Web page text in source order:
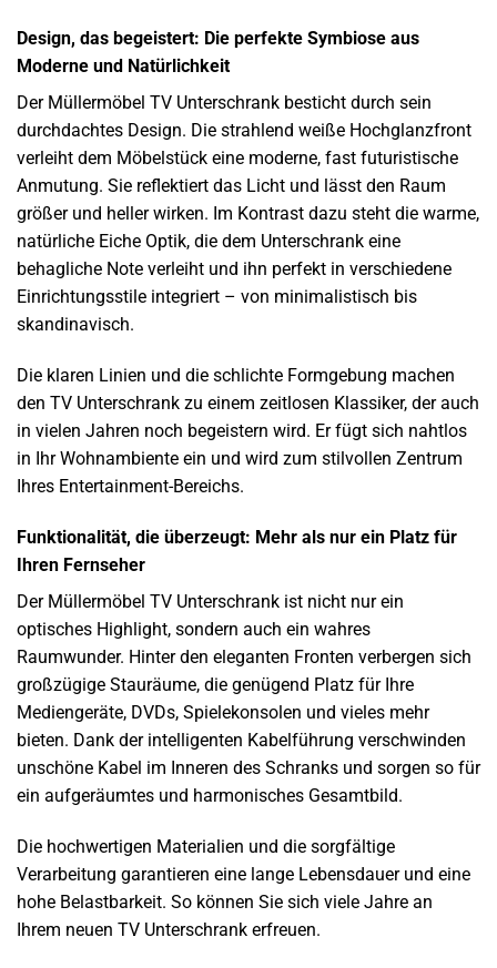
Design, das begeistert: Die perfekte Symbiose aus
Moderne und Natürlichkeit
Der Müllermöbel TV Unterschrank besticht durch sein
durchdachtes Design. Die strahlend weiße Hochglanzfront
verleiht dem Möbelstück eine moderne, fast futuristische
Anmutung. Sie reflektiert das Licht und lässt den Raum
größer und heller wirken. Im Kontrast dazu steht die warme,
natürliche Eiche Optik, die dem Unterschrank eine
behagliche Note verleiht und ihn perfekt in verschiedene
Einrichtungsstile integriert – von minimalistisch bis
skandinavisch.
Die klaren Linien und die schlichte Formgebung machen
den TV Unterschrank zu einem zeitlosen Klassiker, der auch
in vielen Jahren noch begeistern wird. Er fügt sich nahtlos
in Ihr Wohnambiente ein und wird zum stilvollen Zentrum
Ihres Entertainment-Bereichs.
Funktionalität, die überzeugt: Mehr als nur ein Platz für
Ihren Fernseher
Der Müllermöbel TV Unterschrank ist nicht nur ein
optisches Highlight, sondern auch ein wahres
Raumwunder. Hinter den eleganten Fronten verbergen sich
großzügige Stauräume, die genügend Platz für Ihre
Mediengeräte, DVDs, Spielekonsolen und vieles mehr
bieten. Dank der intelligenten Kabelführung verschwinden
unschöne Kabel im Inneren des Schranks und sorgen so für
ein aufgeräumtes und harmonisches Gesamtbild.
Die hochwertigen Materialien und die sorgfältige
Verarbeitung garantieren eine lange Lebensdauer und eine
hohe Belastbarkeit. So können Sie sich viele Jahre an
Ihrem neuen TV Unterschrank erfreuen.